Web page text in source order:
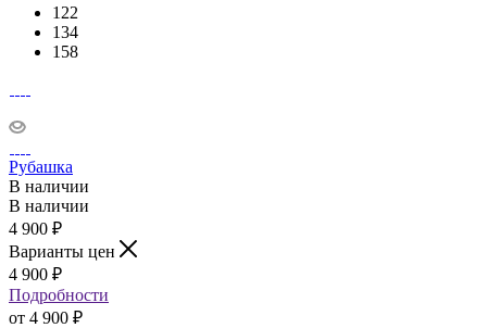
122
134
158
Рубашка
В наличии
В наличии
4 900 ₽
Варианты цен
4 900 ₽
Подробности
от 4 900 ₽